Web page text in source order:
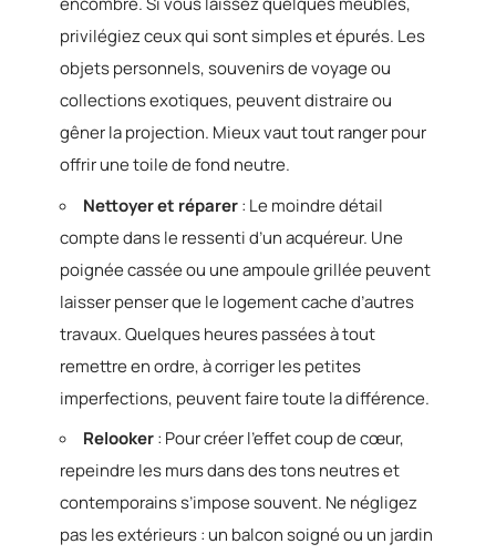
privilégiez ceux qui sont simples et épurés. Les
objets personnels, souvenirs de voyage ou
collections exotiques, peuvent distraire ou
gêner la projection. Mieux vaut tout ranger pour
offrir une toile de fond neutre.
Nettoyer et réparer: Le moindre détail
compte dans le ressenti d’un acquéreur. Une
poignée cassée ou une ampoule grillée peuvent
laisser penser que le logement cache d’autres
travaux. Quelques heures passées à tout
remettre en ordre, à corriger les petites
imperfections, peuvent faire toute la différence.
Relooker: Pour créer l’effet coup de cœur,
repeindre les murs dans des tons neutres et
contemporains s’impose souvent. Ne négligez
pas les extérieurs : un balcon soigné ou un jardin